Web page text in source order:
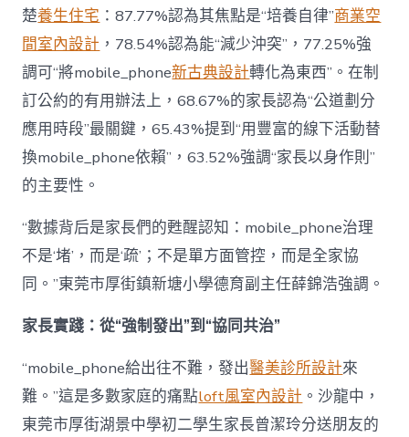
楚養生住宅 ：87.77%認為其焦點是“培養自律”商業空
間室內設計 ，78.54%認為能“減少沖突”，77.25%強
調可“將mobile_phone新古典設計轉化為東西”。在制
訂公約的有用辦法上，68.67%的家長認為“公道劃分
應用時段”最關鍵，65.43%提到“用豐富的線下活動替
換mobile_phone依賴”，63.52%強調“家長以身作則”
的主要性。
“數據背后是家長們的甦醒認知：mobile_phone治理
不是‘堵’，而是‘疏’；不是單方面管控，而是全家協
同。”東莞市厚街鎮新塘小學德育副主任薛錦浩強調。
家長實踐：從“強制發出”到“協同共治”
“mobile_phone給出往不難，發出醫美診所設計來
難。”這是多數家庭的痛點loft風室內設計 。沙龍中，
東莞市厚街湖景中學初二學生家長曾潔玲分送朋友的